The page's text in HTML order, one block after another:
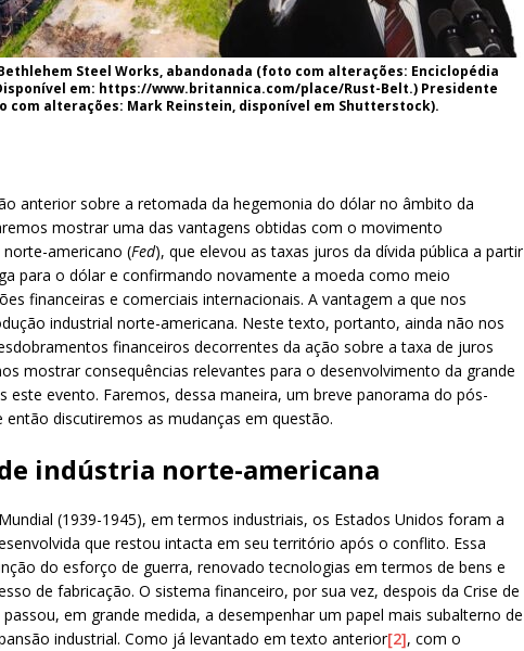
Steel Works, abandonada (foto com alterações: Enciclopédia
em: https://www.britannica.com/place/Rust-Belt.) Presidente
com alterações: Mark Reinstein, disponível em Shutterstock).
anterior sobre a retomada da hegemonia do dólar no âmbito da
mostrar uma das vantagens obtidas com o movimento
americano (Fed), que elevou as taxas juros da dívida pública a partir
para o dólar e confirmando novamente a moeda como meio
financeiras e comerciais internacionais. A vantagem a que nos
industrial norte-americana. Neste texto, portanto, ainda não nos
financeiros decorrentes da ação sobre a taxa de juros
mostrar consequências relevantes para o desenvolvimento da grande
este evento. Faremos, dessa maneira, um breve panorama do pós-
então discutiremos as mudanças em questão.
indústria norte-americana
(1939-1945), em termos industriais, os Estados Unidos foram a
que restou intacta em seu território após o conflito. Essa
do esforço de guerra, renovado tecnologias em termos de bens e
de fabricação. O sistema financeiro, por sua vez, despois da Crise de
em grande medida, a desempenhar um papel mais subalterno de
industrial. Como já levantado em texto anterior[2], com o